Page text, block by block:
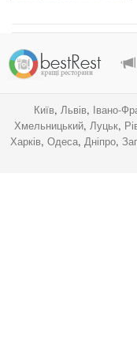
Київ, Львів, Івано-
Хмельницький, Луцьк,
Харків, Одеса, Дніпро,